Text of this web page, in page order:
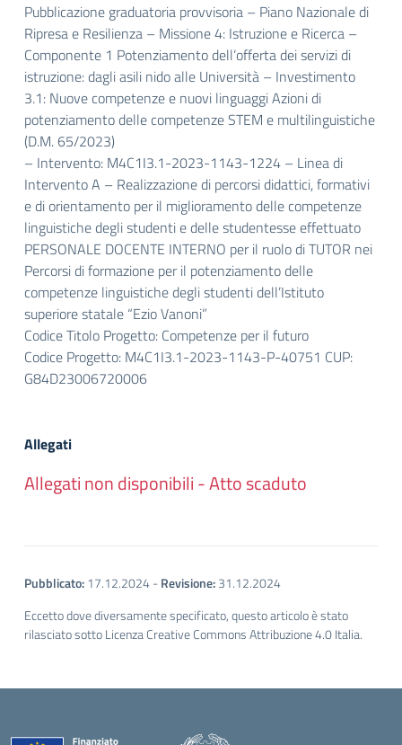
Pubblicazione graduatoria provvisoria – Piano Nazionale di
Ripresa e Resilienza – Missione 4: Istruzione e Ricerca –
Componente 1 Potenziamento dell’offerta dei servizi di
istruzione: dagli asili nido alle Università – Investimento
3.1: Nuove competenze e nuovi linguaggi Azioni di
potenziamento delle competenze STEM e multilinguistiche
(D.M. 65/2023)
– Intervento: M4C1I3.1-2023-1143-1224 – Linea di
Intervento A – Realizzazione di percorsi didattici, formativi
e di orientamento per il miglioramento delle competenze
linguistiche degli studenti e delle studentesse effettuato
PERSONALE DOCENTE INTERNO per il ruolo di TUTOR nei
Percorsi di formazione per il potenziamento delle
competenze linguistiche degli studenti dell’Istituto
superiore statale “Ezio Vanoni”
Codice Titolo Progetto: Competenze per il futuro
Codice Progetto: M4C1I3.1-2023-1143-P-40751 CUP:
G84D23006720006
Allegati
Allegati non disponibili - Atto scaduto
Pubblicato:17.12.2024-Revisione:31.12.2024
Eccetto dove diversamente specificato, questo articolo è stato
rilasciato sotto Licenza Creative Commons Attribuzione 4.0 Italia.